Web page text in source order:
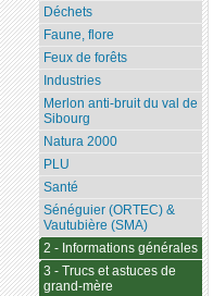
Déchets
Faune, flore
Feux de forêts
Industries
Merlon anti-bruit du val de
Sibourg
Natura 2000
PLU
Santé
Sénéguier (ORTEC) &
Vautubière (SMA)
2 - Informations générales
3 - Trucs et astuces de
grand-mère